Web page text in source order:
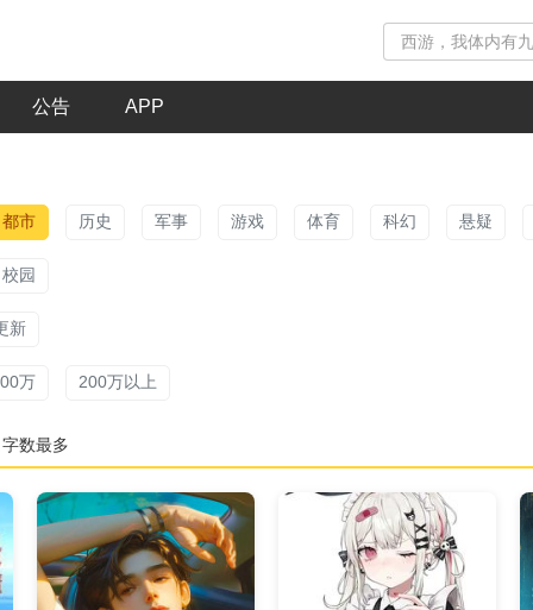
公告 APP
都市 历史 军事 游戏 体育 科幻 悬疑
校园
新
万 200万以上
字数最多